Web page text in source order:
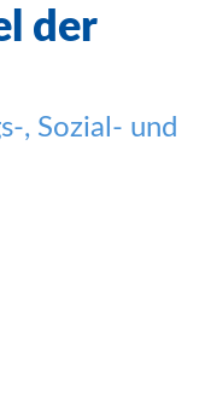
der
-, Sozial- und